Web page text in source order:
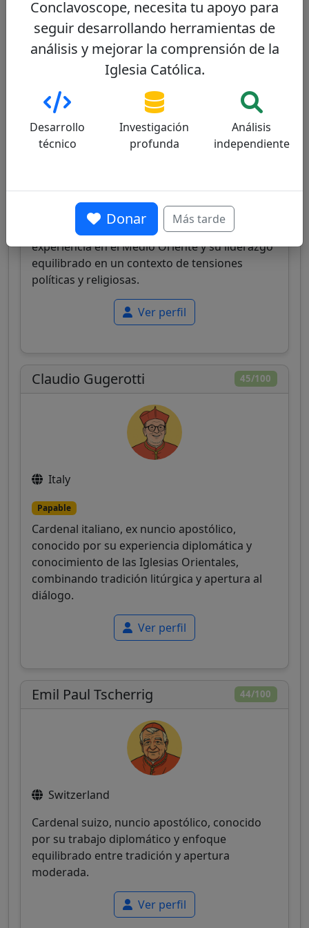
Otros cardenales del mismo consistorio
Pierbattista Pizzaballa
Papable
Cardenal italiano, Patriarca Latino de
Jerusalén, franciscano, conocido por su
experiencia en el Medio Oriente y su liderazgo
equilibrado en un contexto de tensiones
políticas y religiosas.
Ver perfil
45/100
Claudio Gugerotti
Italy
Papable
Cardenal italiano, ex nuncio apostólico,
conocido por su experiencia diplomática y
conocimiento de las Iglesias Orientales,
combinando tradición litúrgica y apertura al
diálogo.
Ver perfil
44/100
Emil Paul Tscherrig
Switzerland
Cardenal suizo, nuncio apostólico, conocido
por su trabajo diplomático y enfoque
equilibrado entre tradición y apertura
moderada.
Ver perfil
Conclavoscope, necesita tu apoyo para
seguir desarrollando herramientas de
análisis y mejorar la comprensión de la
Iglesia Católica.
Desarrollo
técnico
Investigación
profunda
Análisis
independiente
Donar Más tarde